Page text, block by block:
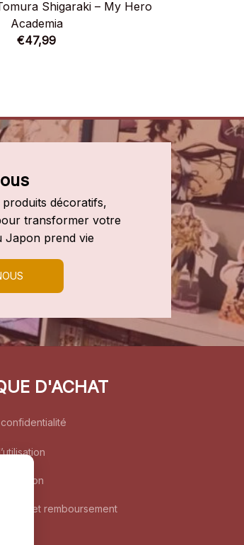
Shigaraki – My Hero
Academia
€47,99
décoratifs,
transformer votre
Japon prend vie
D'ACHAT
et remboursement